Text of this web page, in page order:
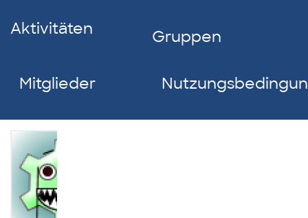
Aktivitäten
Gruppen
Mitglieder